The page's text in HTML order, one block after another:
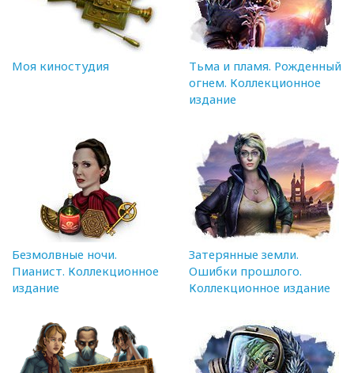
Моя киностудия
Тьма и пламя. Рожденный
огнем. Коллекционное
издание
Безмолвные ночи.
Пианист. Коллекционное
издание
Затерянные земли.
Ошибки прошлого.
Коллекционное издание